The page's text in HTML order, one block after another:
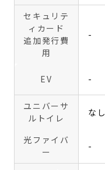
セキュリテ
ィカード
追加発行費
用
-
EV -
ユニバーサ
ルトイレ
なし
光ファイバ
ー
-